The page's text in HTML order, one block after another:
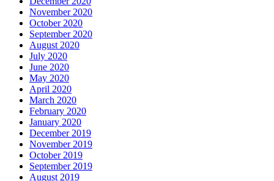
November 2020
October 2020
September 2020
August 2020
July 2020
June 2020
May 2020
April 2020
March 2020
February 2020
January 2020
December 2019
November 2019
October 2019
September 2019
August 2019